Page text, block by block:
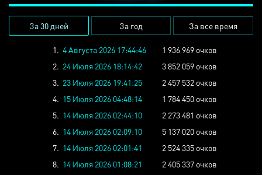
За 30 дней За год За все время
1. 4 Августа 2026 17:44:46
1 936 969 очков
2. 24 Июля 2026 18:14:42
3 852 059 очков
3. 23 Июля 2026 19:41:25
2 457 532 очков
4. 15 Июля 2026 04:48:14
1 784 450 очков
5. 14 Июля 2026 02:44:10
2 273 481 очков
6. 14 Июля 2026 02:09:10
5 137 020 очков
7. 14 Июля 2026 02:01:41
2 524 335 очков
8. 14 Июля 2026 01:08:21
2 405 337 очков